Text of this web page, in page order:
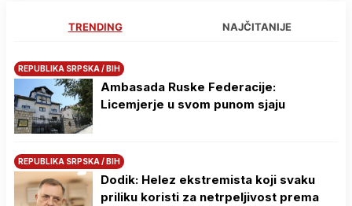
TRENDING NAJČITANIJE
REPUBLIKA SRPSKA / BIH
Ambasada Ruske Federacije:
Licemjerje u svom punom sjaju
REPUBLIKA SRPSKA / BIH
Dodik: Helez ekstremista koji svaku
priliku koristi za netrpeljivost prema